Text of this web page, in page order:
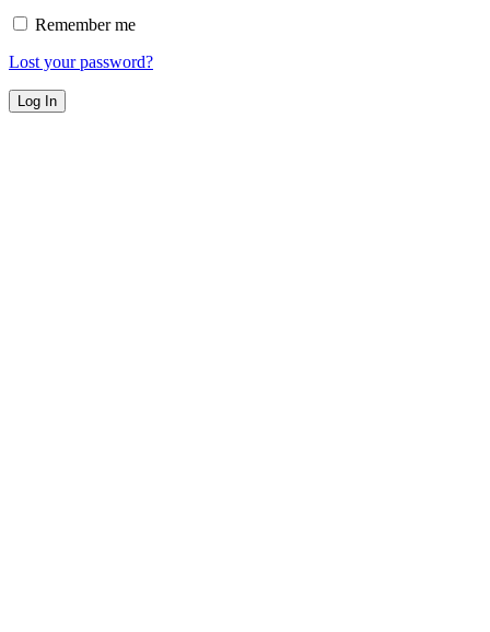
Remember me
Lost your password?